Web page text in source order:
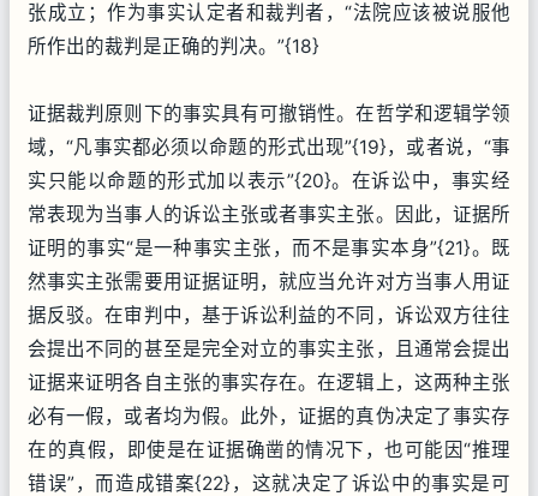
张成立；作为事实认定者和裁判者，“法院应该被说服他
所作出的裁判是正确的判决。”{18}
证据裁判原则下的事实具有可撤销性。在哲学和逻辑学领
域，“凡事实都必须以命题的形式出现”{19}，或者说，“事
实只能以命题的形式加以表示”{20}。在诉讼中，事实经
常表现为当事人的诉讼主张或者事实主张。因此，证据所
证明的事实“是一种事实主张，而不是事实本身”{21}。既
然事实主张需要用证据证明，就应当允许对方当事人用证
据反驳。在审判中，基于诉讼利益的不同，诉讼双方往往
会提出不同的甚至是完全对立的事实主张，且通常会提出
证据来证明各自主张的事实存在。在逻辑上，这两种主张
必有一假，或者均为假。此外，证据的真伪决定了事实存
在的真假，即使是在证据确凿的情况下，也可能因“推理
错误”，而造成错案{22}，这就决定了诉讼中的事实是可